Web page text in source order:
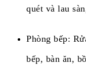
quét và lau
Phòng bếp:
bếp, bàn ăn,